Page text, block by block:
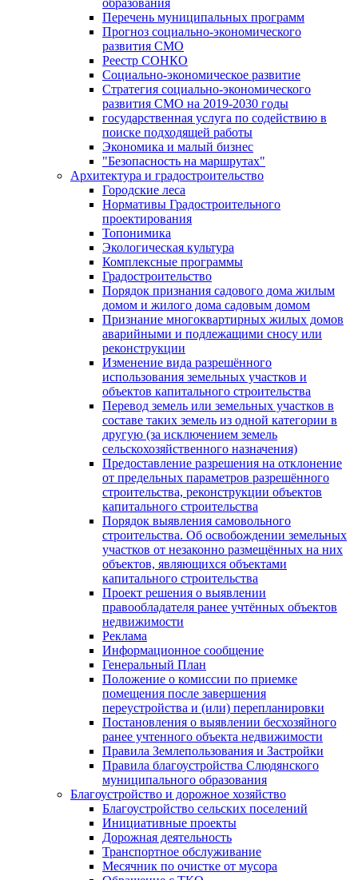
образования
Перечень муниципальных программ
Прогноз социально-экономического
развития СМО
Реестр СОНКО
Социально-экономическое развитие
Стратегия социально-экономического
развития СМО на 2019-2030 годы
государственная услуга по содействию в
поиске подходящей работы
Экономика и малый бизнес
"Безопасность на маршрутах"
Архитектура и градостроительство
Городские леса
Нормативы Градостроительного
проектирования
Топонимика
Экологическая культура
Комплексные программы
Градостроительство
Порядок признания садового дома жилым
домом и жилого дома садовым домом
Признание многоквартирных жилых домов
аварийными и подлежащими сносу или
реконструкции
Изменение вида разрешённого
использования земельных участков и
объектов капитального строительства
Перевод земель или земельных участков в
составе таких земель из одной категории в
другую (за исключением земель
сельскохозяйственного назначения)
Предоставление разрешения на отклонение
от предельных параметров разрешённого
строительства, реконструкции объектов
капитального строительства
Порядок выявления самовольного
строительства. Об освобождении земельных
участков от незаконно размещённых на них
объектов, являющихся объектами
капитального строительства
Проект решения о выявлении
правообладателя ранее учтённых объектов
недвижимости
Реклама
Информационное сообщение
Генеральный План
Положение о комиссии по приемке
помещения после завершения
переустройства и (или) перепланировки
Постановления о выявлении бесхозяйного
ранее учтенного объекта недвижимости
Правила Землепользования и Застройки
Правила благоустройства Слюдянского
муниципального образования
Благоустройство и дорожное хозяйство
Благоустройство сельских поселений
Инициативные проекты
Дорожная деятельность
Транспортное обслуживание
Месячник по очистке от мусора